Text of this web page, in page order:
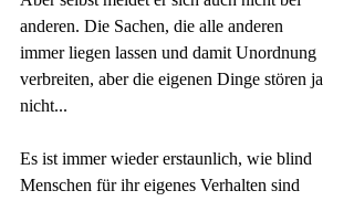
anderen. Die Sachen, die alle anderen
immer liegen lassen und damit Unordnung
verbreiten, aber die eigenen Dinge stören ja
nicht...
Es ist immer wieder erstaunlich, wie blind
Menschen für ihr eigenes Verhalten sind